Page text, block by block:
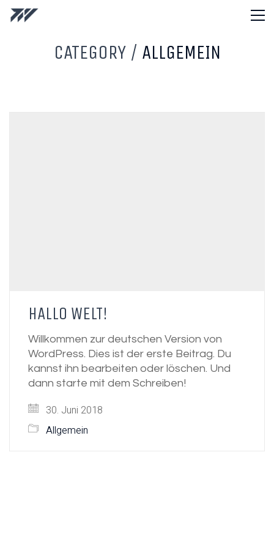
CATEGORY / ALLGEMEIN
HALLO WELT!
Willkommen zur deutschen Version von
WordPress. Dies ist der erste Beitrag. Du
kannst ihn bearbeiten oder löschen. Und
dann starte mit dem Schreiben!
30. Juni 2018
Allgemein